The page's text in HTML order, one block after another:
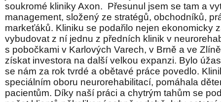
soukromé kliniky Axon. Přesunul jsem se tam a
management, složený ze stratégů, obchodníků,
markeťáků. Kliniku se podařilo nejen ekonomicky
vybudovat z ní jednu z předních klinik v
s pobočkami v Karlových Varech, v Brně a ve
získat investora na další velkou expanzi. Bylo
se nám za rok tvrdé a obětavé práce povedlo.
speciálním oboru neurorehabilitací, pomáhala
pacientům. Díky naší práci a chytrým tahům se